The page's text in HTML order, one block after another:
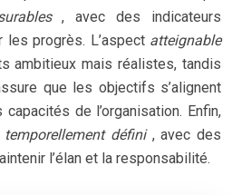
, avec des indicateurs
les progrès. L’aspect atteignable
ambitieux mais réalistes, tandis
que les objectifs s’alignent
de l’organisation. Enfin,
temporellement défini , avec des
l’élan et la responsabilité.